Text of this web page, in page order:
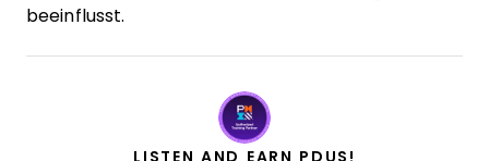
beeinflusst.
LISTEN AND EARN PDUS!